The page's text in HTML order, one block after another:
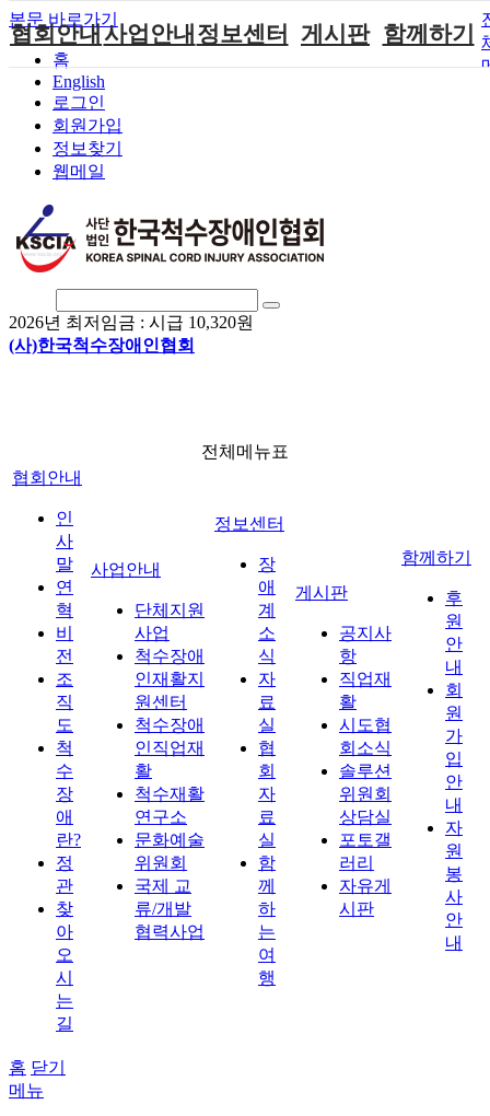
본문 바로가기
홈
English
로그인
회원가입
정보찾기
웹메일
2026년 최저임금 : 시급 10,320원
(사)한국척수장애인협회
협회안내
인사말
연혁
비전
조직도
척수장애란?
정관
찾아오시는길
사업안내
단체지원사업
척수장애인재
활지원센터
척수장애인직
척수재활연구
소
국제 교류/개
발 협력사업
정보센터 게시판
포토갤러리
자유게시판
함께하기
전체메뉴표
협회안내
인
사
말
연
혁
비
전
조
직
도
척
수
장
애
란?
정
관
찾
아
오
시
는
길
사업안내
단체지원
사업
척수장애
인재활지
원센터
척수장애
인직업재
활
척수재활
연구소
문화예술
위원회
국제 교
류/개발
협력사업
정보센터
장
애
계
소
식
자
료
실
협
회
자
료
실
함
께
하
는
여
행
게시판
공지사
항
직업재
활
시도협
회소식
솔루션
위원회
상담실
포토갤
러리
자유게
시판
함께하기
후
원
안
내
회
원
가
입
안
내
자
원
봉
사
안
내
홈 닫기
메뉴